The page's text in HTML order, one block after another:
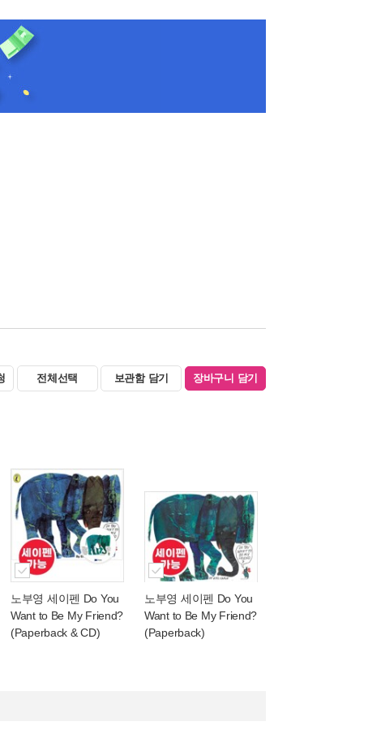
전체선택 보관함 담기 장바구니 담기
노부영 세이펜 Do You
Want to Be My Friend?
(Paperback & CD)
노부영 세이펜 Do You
Want to Be My Friend?
(Paperback)